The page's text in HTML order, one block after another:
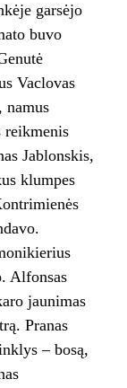
garsėjo
buvo
Vaclovas
namus
reikmenis
Jablonskis,
klumpes
Alfonsas
jaunimas
Pranas
– bosą,